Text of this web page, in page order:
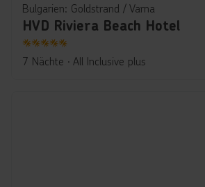
Bulgarien: Goldstrand / Varna
HVD Riviera Beach Hotel
5
7 Nächte ∙ All Inclusive plus